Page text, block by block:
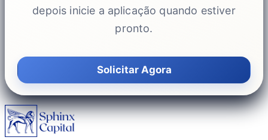
depois inicie a aplicação quando estiver
pronto.
Solicitar Agora